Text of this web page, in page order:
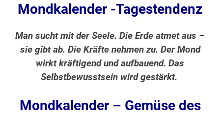
Mondkalender -Tagestendenz
Man sucht mit der Seele. Die Erde atmet aus –
sie gibt ab. Die Kräfte nehmen zu. Der Mond
wirkt kräftigend und aufbauend. Das
Selbstbewusstsein wird gestärkt.
Mondkalender – Gemüse des